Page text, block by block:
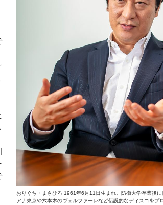
おりぐち・まさひろ 1961年6月11日生まれ。防衛大学卒業後に
アナ東京や六本木のヴェルファーレなど伝説的なディスコをプ